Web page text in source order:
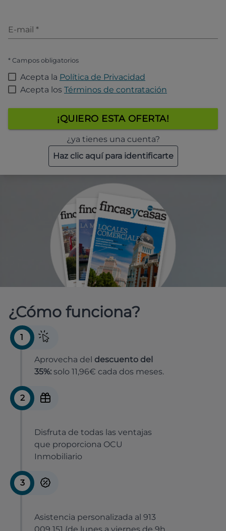
E-mail *
* Campos obligatorios
Acepta la Política de Privacidad
Acepta los Términos de contratación
¡QUIERO ESTA OFERTA!
¿ya tienes una cuenta?
Haz clic aquí para identificarte
¿Cómo funciona?
1
Aprovecha del descuento del
35%: solo 11,96€ cada dos meses.
2
Disfruta de todas las ventajas
que proporciona OCU
Inmobiliario
3
Asistencia personalizada al 913